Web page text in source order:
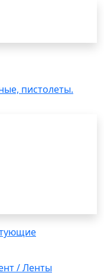
пистолеты.
/ Ленты